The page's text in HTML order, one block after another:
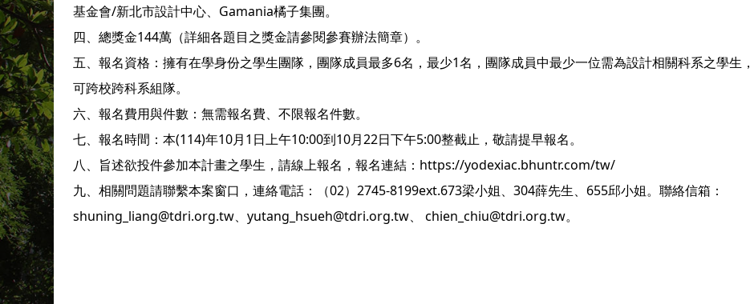
基金會/新北市設計中心、Gamania橘子集團。
四、總獎金144萬（詳細各題目之獎金請參閱參賽辦法簡章）。
五、報名資格：擁有在學身份之學生團隊，團隊成員最多6名，最少1名，團隊成員中最少一位需為設計相關科系之學生，
可跨校跨科系組隊。
六、報名費用與件數：無需報名費、不限報名件數。
七、報名時間：本(114)年10月1日上午10:00到10月22日下午5:00整截止，敬請提早報名。
八、旨述欲投件參加本計畫之學生，請線上報名，報名連結：https://yodexiac.bhuntr.com/tw/
九、相關問題請聯繫本案窗口，連絡電話：（02）2745-8199ext.673梁小姐、304薛先生、655邱小姐。聯絡信箱：
shuning_liang@tdri.org.tw、yutang_hsueh@tdri.org.tw、 chien_chiu@tdri.org.tw。